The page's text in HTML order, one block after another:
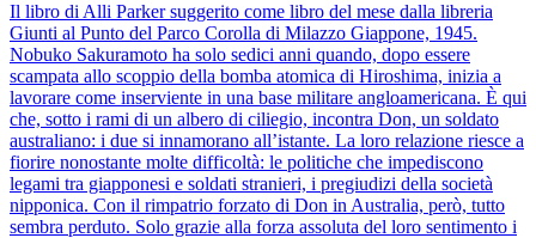
Il libro di Alli Parker suggerito come libro del mese dalla libreria
Giunti al Punto del Parco Corolla di Milazzo Giappone, 1945.
Nobuko Sakuramoto ha solo sedici anni quando, dopo essere
scampata allo scoppio della bomba atomica di Hiroshima, inizia a
lavorare come inserviente in una base militare angloamericana. È qui
che, sotto i rami di un albero di ciliegio, incontra Don, un soldato
australiano: i due si innamorano all’istante. La loro relazione riesce a
fiorire nonostante molte difficoltà: le politiche che impediscono
legami tra giapponesi e soldati stranieri, i pregiudizi della società
nipponica. Con il rimpatrio forzato di Don in Australia, però, tutto
sembra perduto. Solo grazie alla forza assoluta del loro sentimento i